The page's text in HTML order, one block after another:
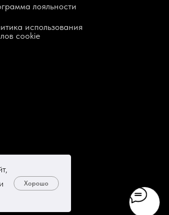
и
Хорошо
лояльности
использования
cookie